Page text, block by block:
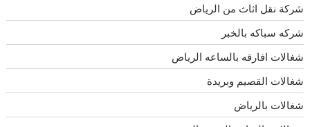
شركة نقل اثاث من الرياض
شركه سباكه بالخبر
شغالات افارقه بالساعه الرياض
شغالات القصيم وبريدة
شغالات بالرياض